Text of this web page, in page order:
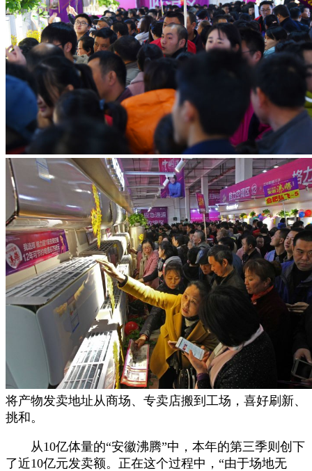
将产物发卖地址从商场、专卖店搬到工场，喜好刷新、
挑和。
从10亿体量的“安徽沸腾”中，本年的第三季则创下
了近10亿元发卖额。正在这个过程中，“由于场地无